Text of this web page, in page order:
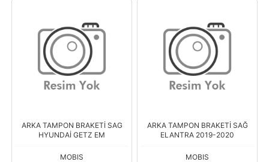
ARKA TAMPON BRAKETİ SAG
HYUNDAİ GETZ EM
MOBIS
ARKA TAMPON BRAKETİ SAĞ
ELANTRA 2019-2020
MOBIS